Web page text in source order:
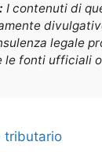
I contenuti di
legale
le fonti ufficiali
tributario